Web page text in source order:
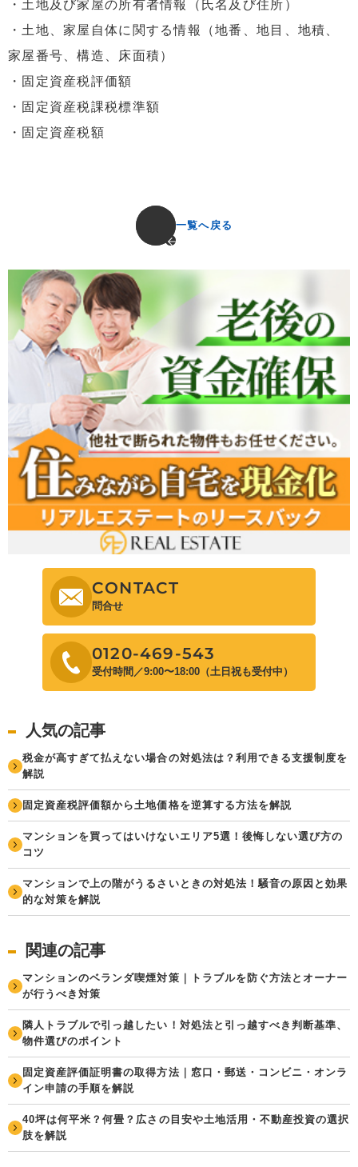
・土地及び家屋の所有者情報（氏名及び住所）
・土地、家屋自体に関する情報（地番、地目、地積、
家屋番号、構造、床面積）
・固定資産税評価額
・固定資産税課税標準額
・固定資産税額
一覧へ戻る
CONTACT
問合せ
0120-469-543
受付時間／9:00〜18:00（土日祝も受付中）
人気の記事
税金が高すぎて払えない場合の対処法は？利用できる支援制度を
解説
固定資産税評価額から土地価格を逆算する方法を解説
マンションを買ってはいけないエリア5選！後悔しない選び方の
コツ
マンションで上の階がうるさいときの対処法！騒音の原因と効果
的な対策を解説
関連の記事
マンションのベランダ喫煙対策｜トラブルを防ぐ方法とオーナー
が行うべき対策
隣人トラブルで引っ越したい！対処法と引っ越すべき判断基準、
物件選びのポイント
固定資産評価証明書の取得方法｜窓口・郵送・コンビニ・オンラ
イン申請の手順を解説
40坪は何平米？何畳？広さの目安や土地活用・不動産投資の選択
肢を解説